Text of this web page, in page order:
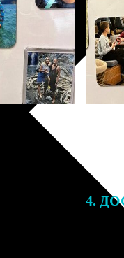
4.
его в